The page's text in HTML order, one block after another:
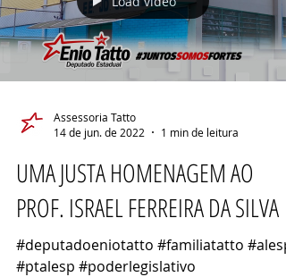
Assessoria Tatto
14 de jun. de 2022
1 min de leitura
UMA JUSTA HOMENAGEM AO
PROF. ISRAEL FERREIRA DA SILVA
#deputadoeniotatto #familiatatto #alesp
#ptalesp #poderlegislativo